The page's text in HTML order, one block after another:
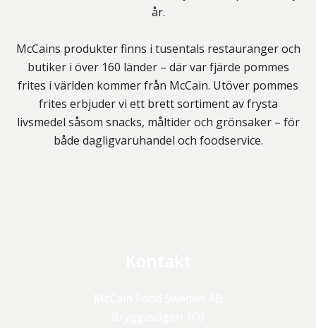
år.
McCains produkter finns i tusentals restauranger och
butiker i över 160 länder – där var fjärde pommes
frites i världen kommer från McCain. Utöver pommes
frites erbjuder vi ett brett sortiment av frysta
livsmedel såsom snacks, måltider och grönsaker – för
både dagligvaruhandel och foodservice.